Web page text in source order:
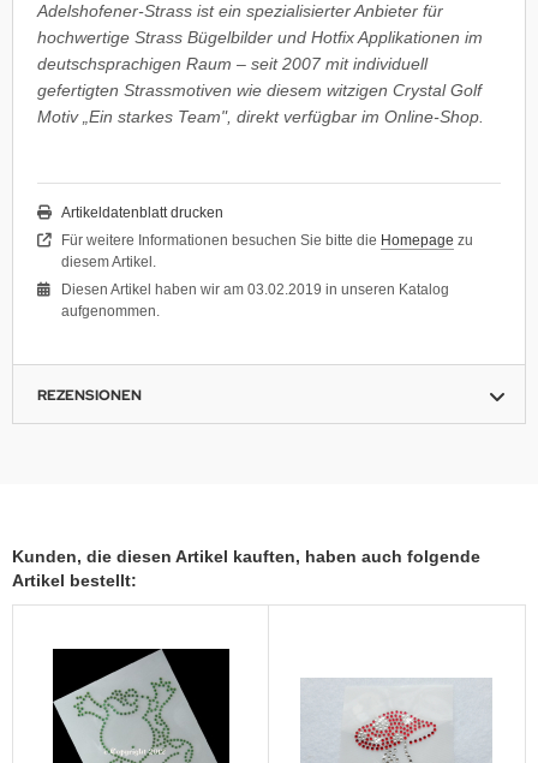
Adelshofener-Strass ist ein spezialisierter Anbieter für
hochwertige Strass Bügelbilder und Hotfix Applikationen im
deutschsprachigen Raum – seit 2007 mit individuell
gefertigten Strassmotiven wie diesem witzigen Crystal Golf
Motiv „Ein starkes Team", direkt verfügbar im Online-Shop.
Artikeldatenblatt drucken
Für weitere Informationen besuchen Sie bitte die Homepage zu
diesem Artikel.
Diesen Artikel haben wir am 03.02.2019 in unseren Katalog
aufgenommen.
REZENSIONEN
Kunden, die diesen Artikel kauften, haben auch folgende
Artikel bestellt: